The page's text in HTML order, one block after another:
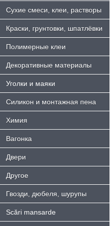
Сухие смеси, клеи, растворы
Краски, грунтовки, шпатлёвки
Полимерные клеи
Декоративные материалы
Уголки и маяки
Силикон и монтажная пена
Химия
Bагонка
Двери
Другое
Гвозди, дюбеля, шурупы
Scări mansarde